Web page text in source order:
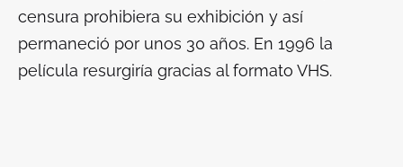
censura prohibiera su exhibición y así
permaneció por unos 30 años. En 1996 la
película resurgiría gracias al formato VHS.